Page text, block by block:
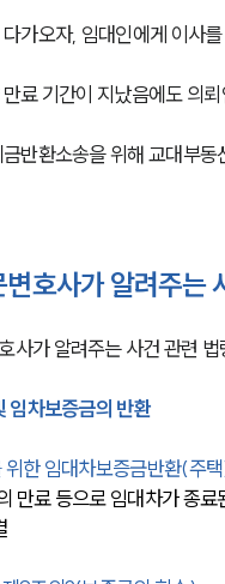
가오자, 임대인에게 이사
료 기간이 지났음에도 의
반환소송을 위해 교대부
호사가 알려주는
사가 알려주는 사건 관련 법
차보증금의 반환
한 임대차보증금반환(주
만료 등으로 임대차가 종